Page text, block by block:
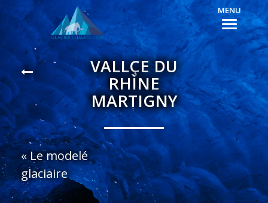
MENU
VALLÇE DU
RHÌNE
MARTIGNY
«Le modelé
glaciaire